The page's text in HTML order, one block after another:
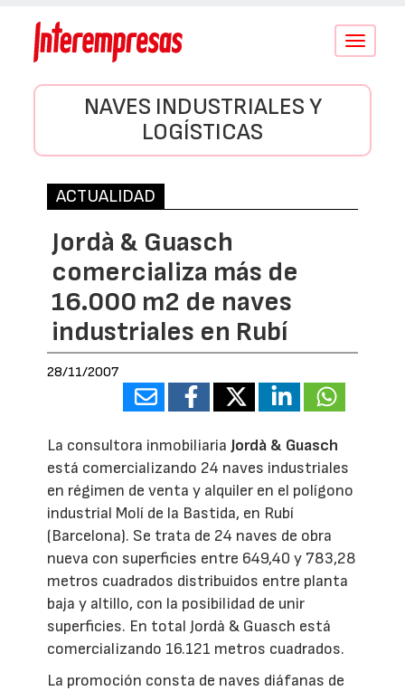
Conmutar
NAVES INDUSTRIALES Y
LOGÍSTICAS
ACTUALIDAD
Jordà & Guasch
comercializa más de
16.000 m2 de naves
industriales en Rubí
28/11/2007
La consultora inmobiliaria Jordà & Guasch
está comercializando 24 naves industriales
en régimen de venta y alquiler en el polígono
industrial Molí de la Bastida, en Rubí
(Barcelona). Se trata de 24 naves de obra
nueva con superficies entre 649,40 y 783,28
metros cuadrados distribuidos entre planta
baja y altillo, con la posibilidad de unir
superficies. En total Jordà & Guasch está
comercializando 16.121 metros cuadrados.
La promoción consta de naves diáfanas de